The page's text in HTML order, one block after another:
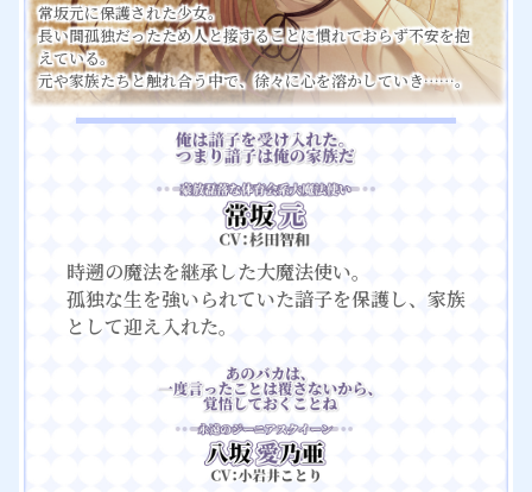
常坂元に保護された少女。
長い間孤独だったため人と接することに慣れておらず不安を抱
えている。
元や家族たちと触れ合う中で、徐々に心を溶かしていき……。
時遡の魔法を継承した大魔法使い。
孤独な生を強いられていた諳子を保護し、家族
として迎え入れた。